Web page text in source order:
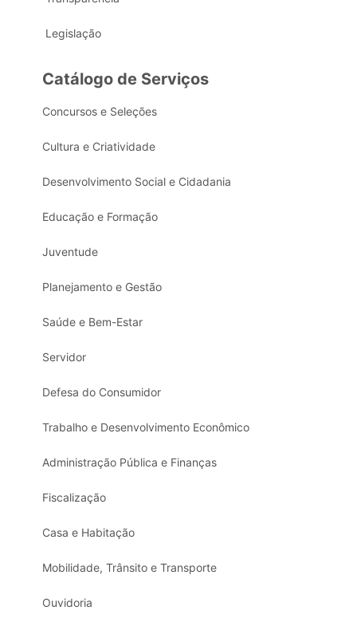
Legislação
Catálogo de Serviços
Concursos e Seleções
Cultura e Criatividade
Desenvolvimento Social e Cidadania
Educação e Formação
Juventude
Planejamento e Gestão
Saúde e Bem-Estar
Servidor
Defesa do Consumidor
Trabalho e Desenvolvimento Econômico
Administração Pública e Finanças
Fiscalização
Casa e Habitação
Mobilidade, Trânsito e Transporte
Ouvidoria